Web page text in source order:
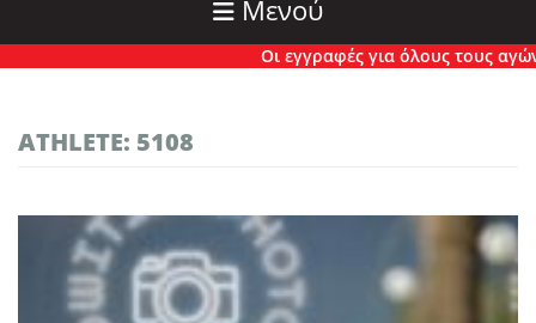
Μενού
Οι εγγραφές για όλους τους αγώνες
ATHLETE: 5108